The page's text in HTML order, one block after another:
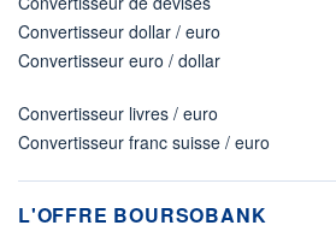
Convertisseur dollar / euro
Convertisseur euro / dollar
Convertisseur livres / euro
Convertisseur franc suisse / euro
L'OFFRE BOURSOBANK